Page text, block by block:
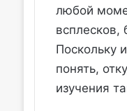
любой
всплесков,
Поскольку
понять,
изучения